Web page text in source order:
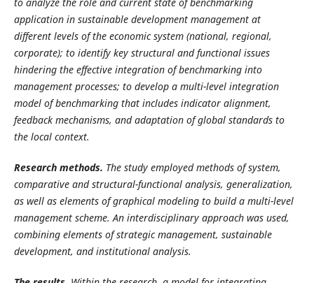
application in sustainable development management at
different levels of the economic system (national, regional,
corporate); to identify key structural and functional issues
hindering the effective integration of benchmarking into
management processes; to develop a multi-level integration
model of benchmarking that includes indicator alignment,
feedback mechanisms, and adaptation of global standards to
the local context.
Research methods. The study employed methods of system,
comparative and structural-functional analysis, generalization,
as well as elements of graphical modeling to build a multi-level
management scheme. An interdisciplinary approach was used,
combining elements of strategic management, sustainable
development, and institutional analysis.